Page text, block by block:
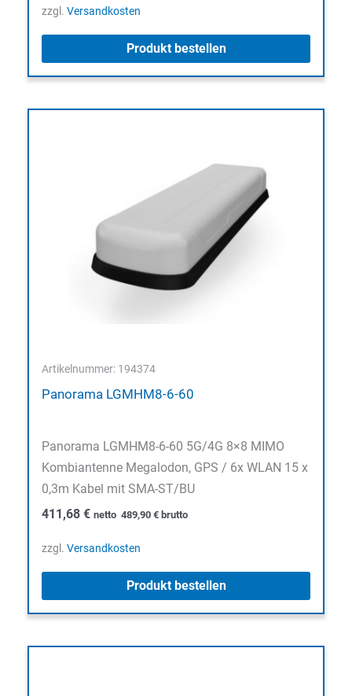
zzgl. Versandkosten
Produkt bestellen
Artikelnummer: 194374
Panorama LGMHM8-6-60
Panorama LGMHM8-6-60 5G/4G 8×8 MIMO
Kombiantenne Megalodon, GPS / 6x WLAN 15 x
0,3m Kabel mit SMA-ST/BU
411,68 € netto 489,90 € brutto
zzgl. Versandkosten
Produkt bestellen